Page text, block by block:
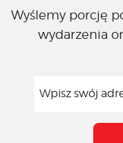
Wyślemy porcję
wydarzenia